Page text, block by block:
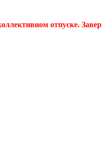
отпуске.